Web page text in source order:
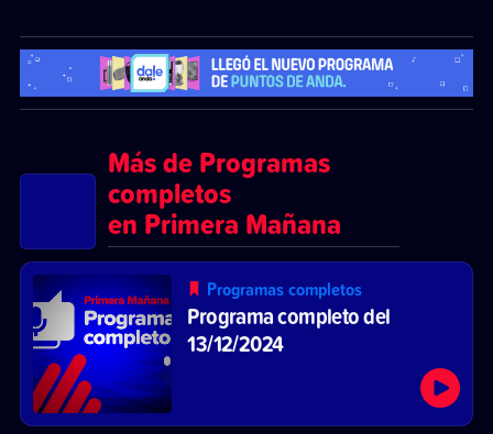
Más de Programas
completos
en Primera Mañana
Programas completos
Programa completo del
13/12/2024